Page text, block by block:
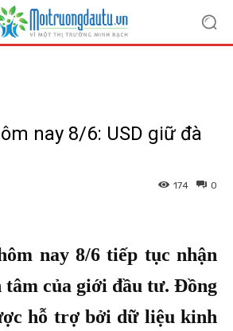
nay 8/6: USD giữ đà
0
174
nay 8/6 tiếp tục nhận
tâm của giới đầu tư. Đồng
hỗ trợ bởi dữ liệu kinh